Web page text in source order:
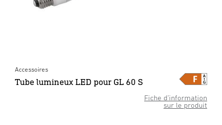
Fiche d’information
sur le produit
Accessoires
Tube lumineux LED pour GL 60 S